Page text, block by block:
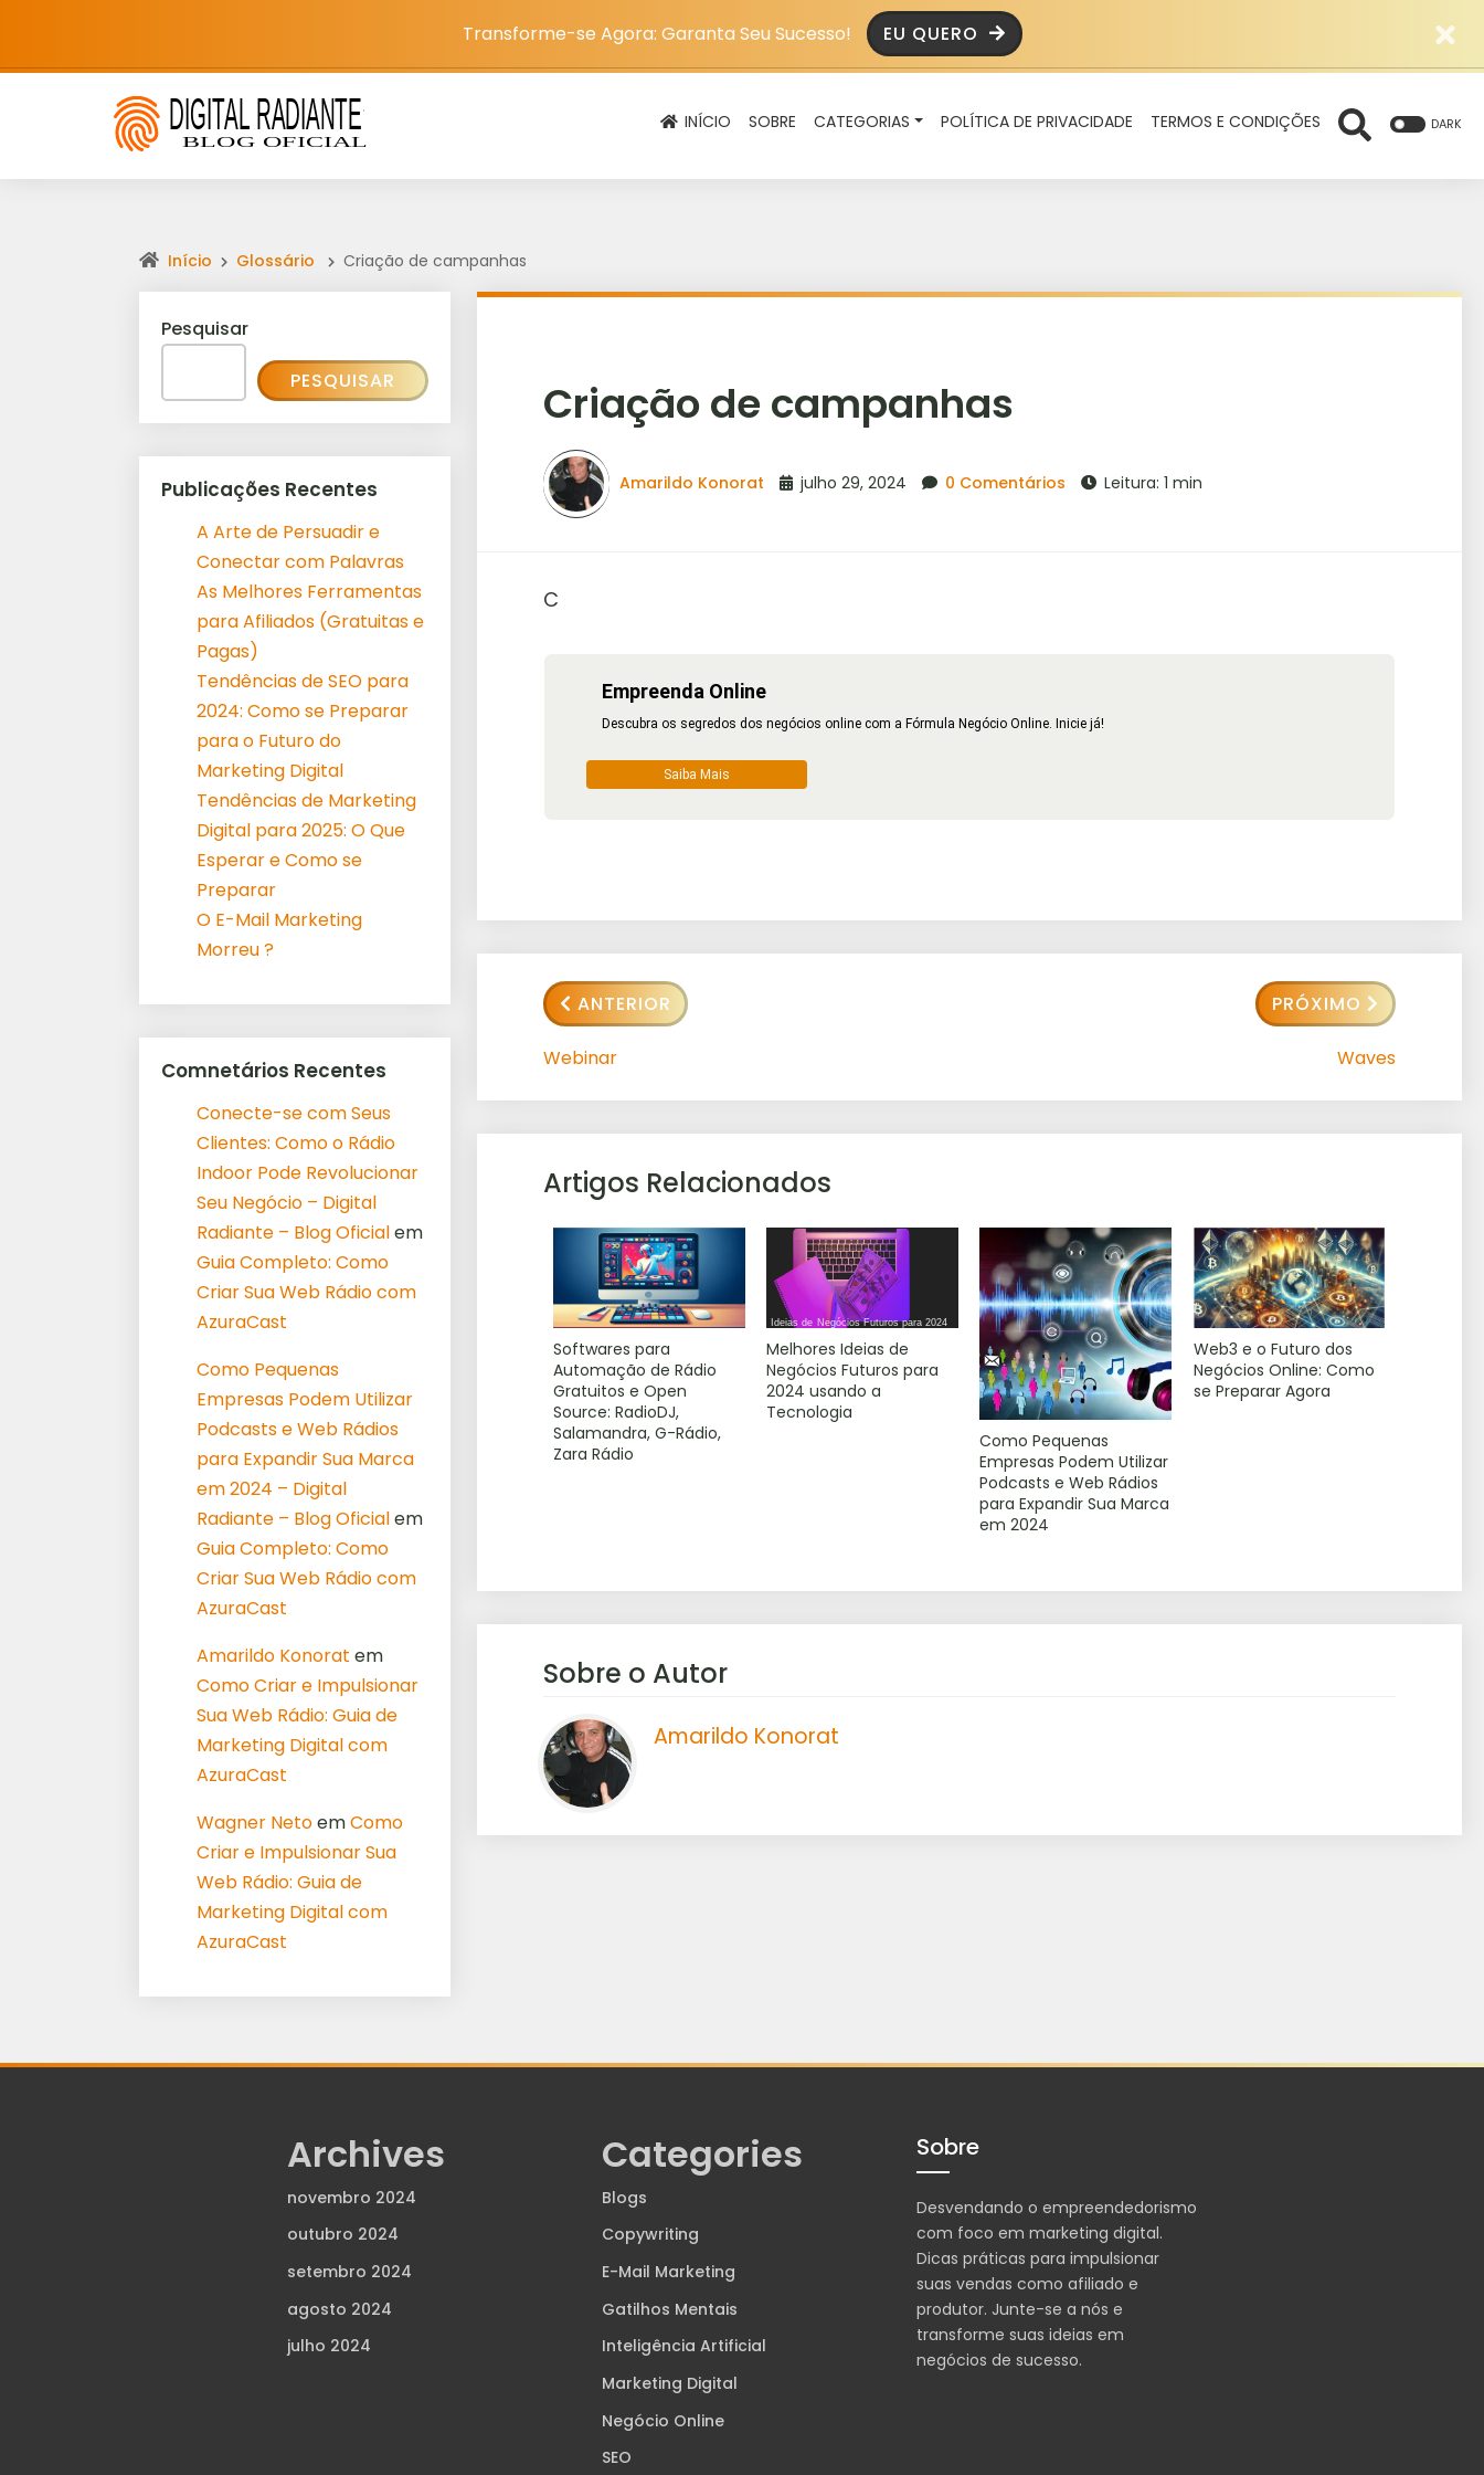
Transforme-se Agora: Garanta Seu Sucesso! EU QUERO
INÍCIO SOBRE CATEGORIAS POLÍTICA DE PRIVACIDADE TERMOS E CONDIÇÕES DARK
Início Glossário Criação de campanhas
Criação de campanhas
Amarildo Konorat julho 29, 2024 0 Comentários Leitura: 1 min
C
Empreenda Online
Descubra os segredos dos negócios online com a Fórmula Negócio Online. Inicie já!
Saiba Mais
ANTERIOR
Webinar
PRÓXIMO
Waves
Artigos Relacionados
Softwares para
Automação de Rádio
Gratuitos e Open
Source: RadioDJ,
Salamandra, G-Rádio,
Zara Rádio
Melhores Ideias de
Negócios Futuros para
2024 usando a
Tecnologia
Como Pequenas
Empresas Podem Utilizar
Podcasts e Web Rádios
para Expandir Sua Marca
em 2024
Web3 e o Futuro dos
Negócios Online: Como
se Preparar Agora
Sobre o Autor
Amarildo Konorat
Pesquisar
PESQUISAR
Publicações Recentes
A Arte de Persuadir e
Conectar com Palavras
As Melhores Ferramentas
para Afiliados (Gratuitas e
Pagas)
Tendências de SEO para
2024: Como se Preparar
para o Futuro do
Marketing Digital
Tendências de Marketing
Digital para 2025: O Que
Esperar e Como se
Preparar
O E-Mail Marketing
Morreu ?
Comnetários Recentes
Conecte-se com Seus
Clientes: Como o Rádio
Indoor Pode Revolucionar
Seu Negócio – Digital
Radiante – Blog Oficialem
Guia Completo: Como
Criar Sua Web Rádio com
AzuraCast
Como Pequenas
Empresas Podem Utilizar
Podcasts e Web Rádios
para Expandir Sua Marca
em 2024 – Digital
Radiante – Blog Oficialem
Guia Completo: Como
Criar Sua Web Rádio com
AzuraCast
Amarildo Konorat em
Como Criar e Impulsionar
Sua Web Rádio: Guia de
Marketing Digital com
AzuraCast
Wagner NetoemComo
Criar e Impulsionar Sua
Web Rádio: Guia de
Marketing Digital com
AzuraCast
Archives
novembro 2024
outubro 2024
setembro 2024
agosto 2024
julho 2024
Categories
Blogs
Copywriting
E-Mail Marketing
Gatilhos Mentais
Inteligência Artificial
Marketing Digital
Negócio Online
SEO
Sobre
Desvendando o empreendedorismo
com foco em marketing digital.
Dicas práticas para impulsionar
suas vendas como afiliado e
produtor. Junte-se a nós e
transforme suas ideias em
negócios de sucesso.